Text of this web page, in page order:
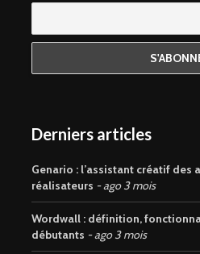
Derniers articles
Genario : l’assistant créatif des
réalisateurs
ago 3 mois
Wordwall : définition,
débutants
ago 3 mois